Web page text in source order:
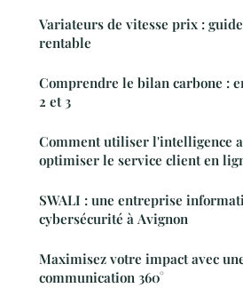
Variateurs de vitesse prix :
rentable
Comprendre le bilan carbone :
2 et 3
Comment utiliser l'intelligence
optimiser le service client en
SWALI : une entreprise
cybersécurité à Avignon
Maximisez votre impact avec
communication 360°